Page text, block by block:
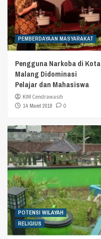
PEMBERDAYAAN MASYARAKAT
Pengguna Narkoba di Kota
Malang Didominasi
Pelajar dan Mahasiswa
KIM Cendrawasih
14 Maret 2018
0
POTENSI WILAYAH
RELIGIUS